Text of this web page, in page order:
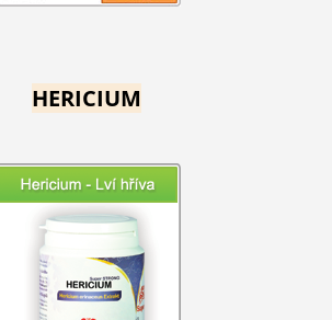
HERICIUM